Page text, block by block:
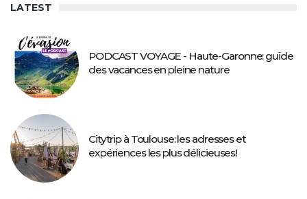
LATEST
PODCAST VOYAGE - Haute-Garonne: guide
des vacances en pleine nature
Citytrip à Toulouse: les adresses et
expériences les plus délicieuses!